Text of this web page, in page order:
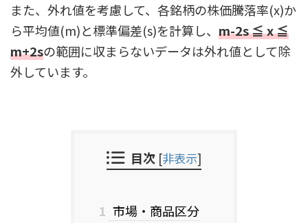
また、外れ値を考慮して、各銘柄の株価騰落率(x)か
ら平均値(m)と標準偏差(s)を計算し、 m-2s ≦ x ≦
m+2sの範囲に収まらないデータは外れ値として除
外しています。
目次 [非表示]
1 市場・商品区分